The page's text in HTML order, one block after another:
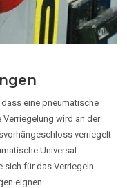
eine pneumatische
wird an der
verriegelt
Universal-
sich für das Verriegeln
eignen.